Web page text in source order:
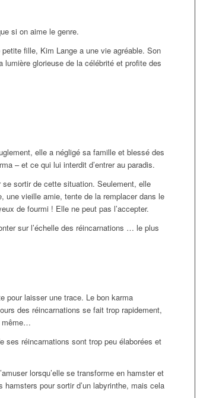
si on aime le genre.
petite fille, Kim Lange a une vie agréable. Son
lumière glorieuse de la célébrité et profite des
elle a négligé sa famille et blessé des
– et ce qui lui interdit d’entrer au paradis.
sortir de cette situation. Seulement, elle
une vieille amie, tente de la remplacer dans le
de fourmi ! Elle ne peut pas l’accepter.
sur l’échelle des réincarnations … le plus
pour laisser une trace. Le bon karma
des réincarnations se fait trop rapidement,
même…
ses réincarnations sont trop peu élaborées et
lorsqu’elle se transforme en hamster et
pour sortir d’un labyrinthe, mais cela